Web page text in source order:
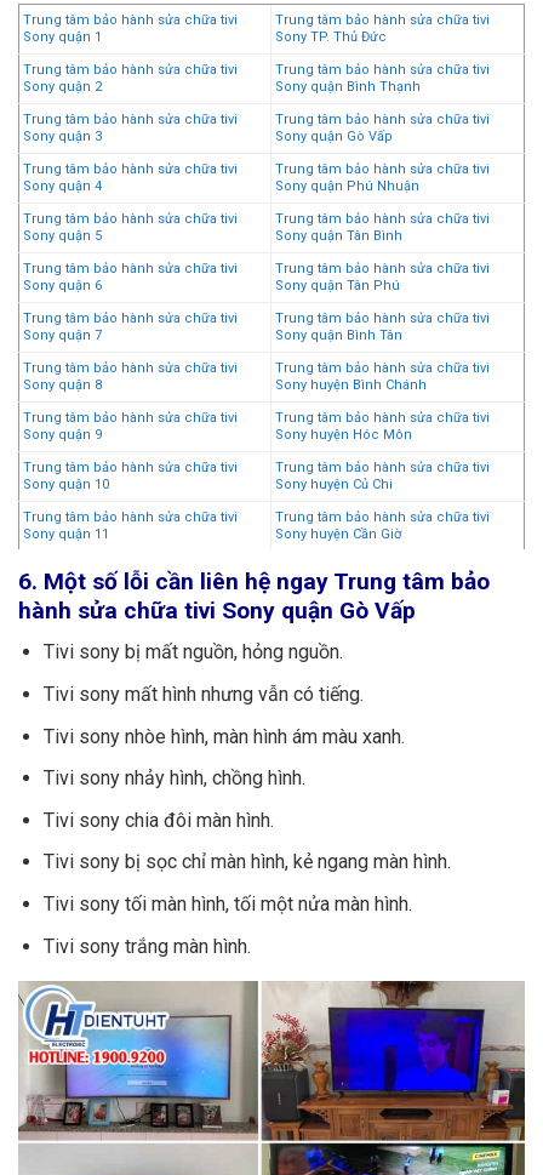
Trung tâm bảo hành sửa chữa tivi
Sony quận 1
Trung tâm bảo hành sửa chữa tivi
Sony TP. Thủ Đức
Trung tâm bảo hành sửa chữa tivi
Sony quận 2
Trung tâm bảo hành sửa chữa tivi
Sony quận Bình Thạnh
Trung tâm bảo hành sửa chữa tivi
Sony quận 3
Trung tâm bảo hành sửa chữa tivi
Sony quận Gò Vấp
Trung tâm bảo hành sửa chữa tivi
Sony quận 4
Trung tâm bảo hành sửa chữa tivi
Sony quận Phú Nhuận
Trung tâm bảo hành sửa chữa tivi
Sony quận 5
Trung tâm bảo hành sửa chữa tivi
Sony quận Tân Bình
Trung tâm bảo hành sửa chữa tivi
Sony quận 6
Trung tâm bảo hành sửa chữa tivi
Sony quận Tân Phú
Trung tâm bảo hành sửa chữa tivi
Sony quận 7
Trung tâm bảo hành sửa chữa tivi
Sony quận Bình Tân
Trung tâm bảo hành sửa chữa tivi
Sony quận 8
Trung tâm bảo hành sửa chữa tivi
Sony huyện Bình Chánh
Trung tâm bảo hành sửa chữa tivi
Sony quận 9
Trung tâm bảo hành sửa chữa tivi
Sony huyện Hóc Môn
Trung tâm bảo hành sửa chữa tivi
Sony quận 10
Trung tâm bảo hành sửa chữa tivi
Sony huyện Củ Chi
Trung tâm bảo hành sửa chữa tivi
Sony quận 11
Trung tâm bảo hành sửa chữa tivi
Sony huyện Cần Giờ
Trung tâm bảo hành sửa chữa tivi
Sony quận 12
Trung tâm bảo hành sửa chữa tivi
Sony huyện Nhà Bè
6. Một số lỗi cần liên hệ ngay Trung tâm bảo
hành sửa chữa tivi Sony quận Gò Vấp
Tivi sony bị mất nguồn, hỏng nguồn.
Tivi sony mất hình nhưng vẫn có tiếng.
Tivi sony nhòe hình, màn hình ám màu xanh.
Tivi sony nhảy hình, chồng hình.
Tivi sony chia đôi màn hình.
Tivi sony bị sọc chỉ màn hình, kẻ ngang màn hình.
Tivi sony tối màn hình, tối một nửa màn hình.
Tivi sony trắng màn hình.